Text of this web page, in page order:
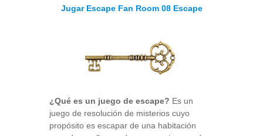
Jugar Escape Fan Room 08 Escape
¿Qué es un juego de escape? Es un
juego de resolución de misterios cuyo
propósito es escapar de una habitación